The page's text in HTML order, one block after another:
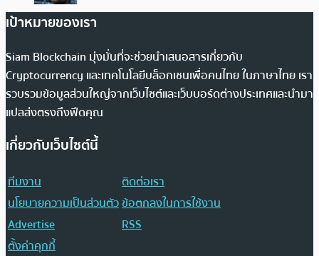
เป้าหมายของเรา
Siam Blockchain มุ่งมั่นที่จะช่วยนำเสนอสารเกี่ยวกับ
Cryptocurrency และเทคโนโลยีบล็อกเชนเพื่อคนไทย ในภาษาไทย เรา
รวบรวมข้อมูลส่วนใหญ่จากเว็บไซต์และเว็บบอร์ดต่างประเทศและนำมา
แปลส่งตรงถึงฟีดคุณ
เกี่ยวกับเว็บไซต์นี้
ทีมงาน
ติดต่อเรา
นโยบายความเป็นส่วนตัวข้อตกลงในการใช้งาน
Advertise
RSS
ตั้งค่าคุกกี้